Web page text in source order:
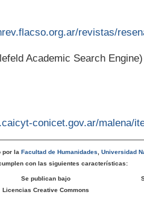
revistas/
Academic Search Engine)
conicet.gov.ar/malena/
por laFacultad de Humanidades,Universidad
con las siguientes características:
Se publican bajo
Licencias Creative Commons